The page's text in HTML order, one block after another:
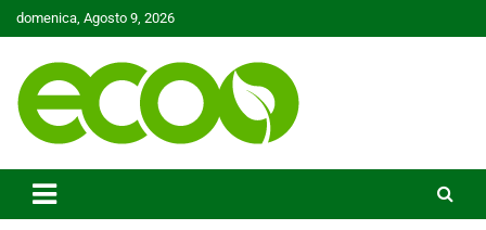
Skip
to
domenica, Agosto 9, 2026
Ecoo.it